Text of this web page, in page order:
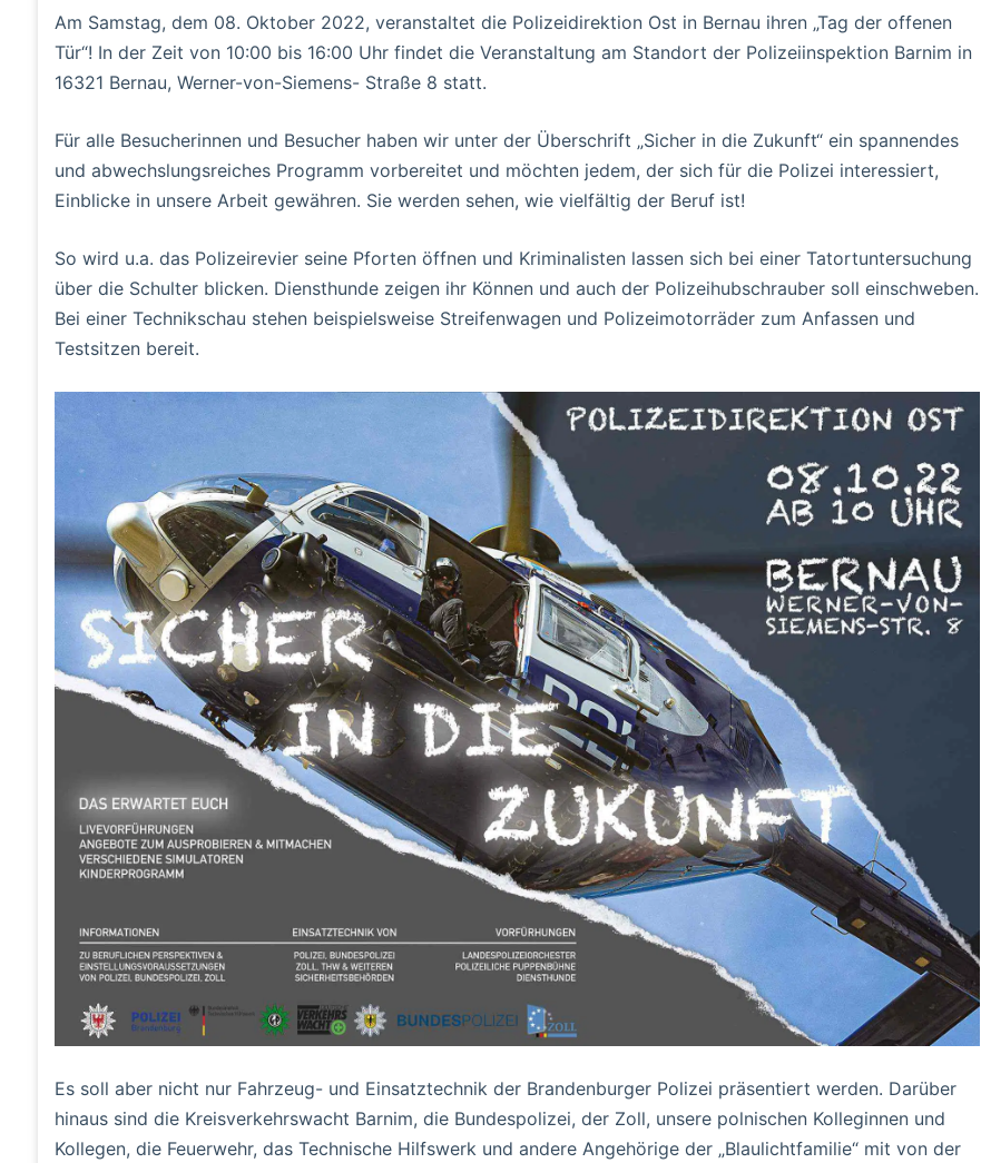
Am Samstag, dem 08. Oktober 2022, veranstaltet die Polizeidirektion Ost in Bernau ihren „Tag der offenen
Tür“! In der Zeit von 10:00 bis 16:00 Uhr findet die Veranstaltung am Standort der Polizeiinspektion Barnim in
16321 Bernau, Werner-von-Siemens- Straße 8 statt.
Für alle Besucherinnen und Besucher haben wir unter der Überschrift „Sicher in die Zukunft“ ein spannendes
und abwechslungsreiches Programm vorbereitet und möchten jedem, der sich für die Polizei interessiert,
Einblicke in unsere Arbeit gewähren. Sie werden sehen, wie vielfältig der Beruf ist!
So wird u.a. das Polizeirevier seine Pforten öffnen und Kriminalisten lassen sich bei einer Tatortuntersuchung
über die Schulter blicken. Diensthunde zeigen ihr Können und auch der Polizeihubschrauber soll einschweben.
Bei einer Technikschau stehen beispielsweise Streifenwagen und Polizeimotorräder zum Anfassen und
Testsitzen bereit.
Es soll aber nicht nur Fahrzeug- und Einsatztechnik der Brandenburger Polizei präsentiert werden. Darüber
hinaus sind die Kreisverkehrswacht Barnim, die Bundespolizei, der Zoll, unsere polnischen Kolleginnen und
Kollegen, die Feuerwehr, das Technische Hilfswerk und andere Angehörige der „Blaulichtfamilie“ mit von der